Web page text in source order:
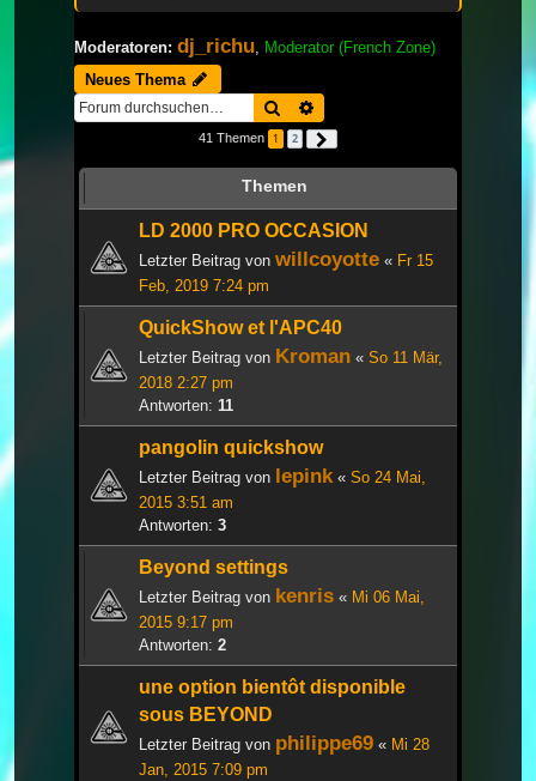
Moderatoren: dj_richu Moderator (French Zone)
Neues Thema
Suche
41 Themen 1 2
Themen
LD 2000 PRO OCCASION
Letzter Beitrag von willcoyotte « Fr 15
Feb, 2019 7:24 pm
QuickShow et l'APC40
Letzter Beitrag von Kroman « So 11 Mär,
2018 2:27 pm
Antworten: 11
pangolin quickshow
Letzter Beitrag von lepink« So 24 Mai,
2015 3:51 am
Antworten: 3
Beyond settings
Letzter Beitrag von kenris « Mi 06 Mai,
2015 9:17 pm
Antworten: 2
une option bientôt disponible
sous BEYOND
Letzter Beitrag von philippe69 « Mi 28
Jan, 2015 7:09 pm